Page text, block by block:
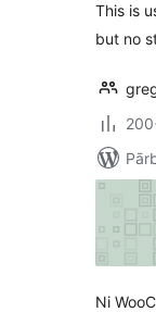
This is
but no
Ni